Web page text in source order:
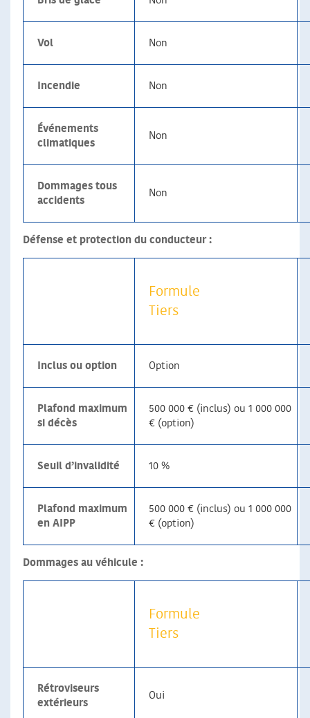
Vol Non
Incendie Non
Événements
climatiques
Non
Dommages tous
accidents
Non
Défense et protection du conducteur :
Formule
Tiers
Inclus ou option Option
Plafond maximum
si décès
500 000 € (inclus) ou 1 000 000
€ (option)
Seuil d’invalidité 10 %
Plafond maximum
en AIPP
500 000 € (inclus) ou 1 000 000
€ (option)
Dommages au véhicule :
Formule
Tiers
Rétroviseurs
extérieurs
Oui